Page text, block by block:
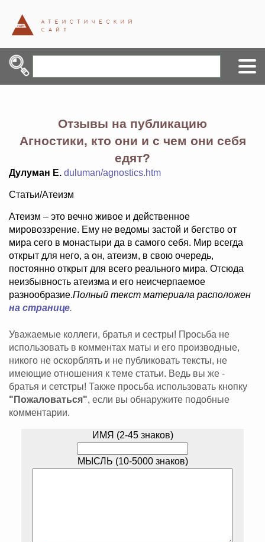
Отзывы на публикацию
Агностики, кто они и с чем они себя
едят?
Дулуман Е. duluman/agnostics.htm
Статьи/Атеизм
Атеизм – это вечно живое и действенное
мировоззрение. Ему не ведомы застой и бегство от
мира сего в монастыри да в самого себя. Мир всегда
открыт для него, а он, атеизм, в свою очередь,
постоянно открыт для всего реального мира. Отсюда
неизбывность атеизма и его неисчерпаемое
разнообразие.Полный текст материала расположен
на странице.
Уважаемые коллеги, братья и сестры! Просьба не
использовать в комментах маты и его производные,
никого не оскорблять и не публиковать тексты, не
имеющие отношения к теме статьи. Ведь вы же -
братья и сетстры! Также просьба использовать кнопку
"Пожаловаться", если вы обнаружите подобные
комментарии.
ИМЯ (2-45 знаков)
МЫСЛЬ (10-5000 знаков)